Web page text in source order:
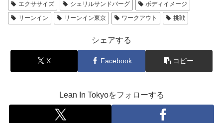
エクササイズ
シェリルサンドバーグ
ボディイメージ
リーンイン
リーンイン東京 ワークアウト 挑戦
シェアする
X Facebook コピー
Lean In Tokyoをフォローする